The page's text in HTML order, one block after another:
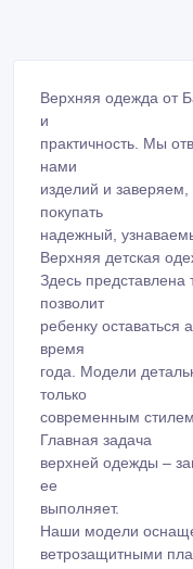
Верхняя одежда от
и
практичность. Мы
нами
изделий и заверяем,
покупать
надежный,
Верхняя детская
Здесь представлена
позволит
ребенку оставаться
время
года. Модели
только
современным
Главная задача
верхней одежды –
ее
выполняет.
Наши модели
ветрозащитными